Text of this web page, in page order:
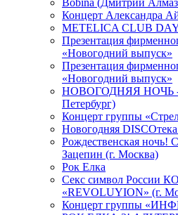
Bobina (Дмитрий
Концерт Александра
METELICA CLUB
Презентация
«Новогодний выпуск»
Презентация
«Новогодний выпуск»
НОВОГОДНЯЯ НОЧЬ -
Петербург)
Концерт группы
Новогодняя
Рождественская ночь!
Зацепин (г. Москва)
Рок Елка
Секс символ России
«REVOLUYION» (г.
Концерт группы